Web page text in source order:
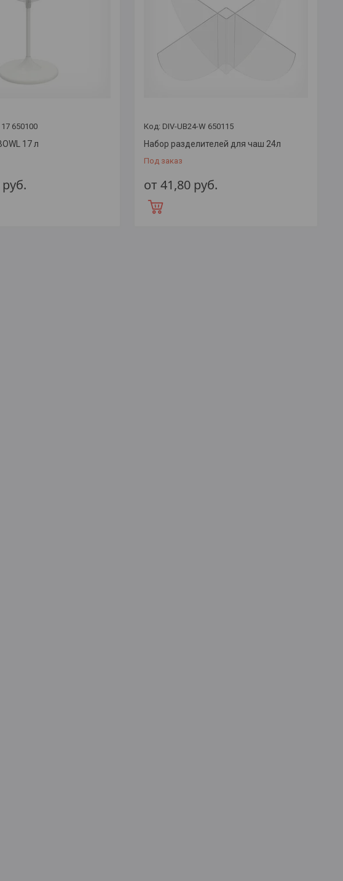
650100
17 л
руб.
DIV-UB24-W 650115
Набор разделителей для чаш 24л
Под заказ
от 41,80 руб.